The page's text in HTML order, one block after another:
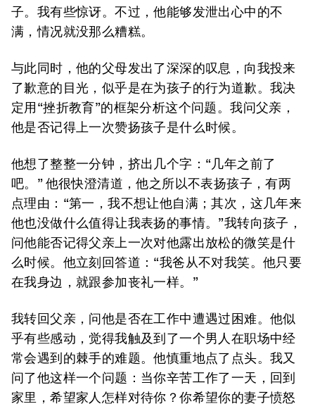
子。我有些惊讶。不过，他能够发泄出心中的不
满，情况就没那么糟糕。
与此同时，他的父母发出了深深的叹息，向我投来
了歉意的目光，似乎是在为孩子的行为道歉。我决
定用“挫折教育”的框架分析这个问题。我问父亲，
他是否记得上一次赞扬孩子是什么时候。
他想了整整一分钟，挤出几个字：“几年之前了
吧。” 他很快澄清道，他之所以不表扬孩子，有两
点理由：“第一，我不想让他自满；其次，这几年来
他也没做什么值得让我表扬的事情。”我转向孩子，
问他能否记得父亲上一次对他露出放松的微笑是什
么时候。他立刻回答道：“我爸从不对我笑。他只要
在我身边，就跟参加丧礼一样。”
我转回父亲，问他是否在工作中遭遇过困难。他似
乎有些感动，觉得我触及到了一个男人在职场中经
常会遇到的棘手的难题。他慎重地点了点头。我又
问了他这样一个问题：当你辛苦工作了一天，回到
家里，希望家人怎样对待你？你希望你的妻子愤怒